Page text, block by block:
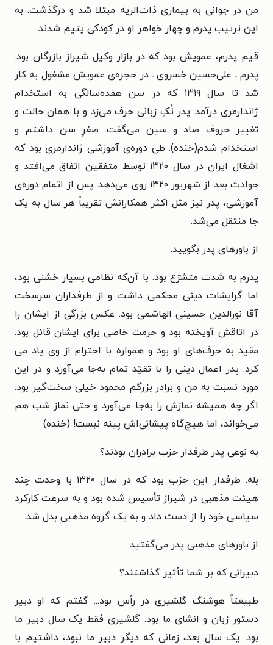
من در جوانی به بیماری ذات‌الریه مبتلا شد و درگذشت. به
این ترتیب پدرم و چهار خواهر او در کودکی یتیم شدند.
قیم پدرم، عمویش بود که در بازار وکیل شیراز بازرگان بود.
پدرم ـ علی‌حسین خسروی ـ در حجره‌ی عمویش مشغول به کار
شد تا سال ۱۳۱۹ که در سن هفده‌سالگی به استخدام
ژاندارمری درآمد. پدر تُکِ زبانی حرف می‌زد و با همان حالت و
تغییر حروف صاد و سین می‌گفت: صغرِ سن داشتم و
استخدام شدم(خنده). طی دوره‌ی آموزشی ژاندارمری بود که
اشغال ایران در سال ۱۳۲۰ توسط متفقین اتفاق می‌افتد و
حوادث بعد از شهریور ۱۳۲۰ روی می‌دهد. پس از اتمام دوره‌ی
آموزشی، پدر نیز مثل اکثر همکارانش تقریباً هر سال به یک‌
جا منتقل می‌شد.
از باورهای پدر بگویید.
پدرم به شدت متشرّع بود. با آن‌که نظامی بسیار خشنی بود،
اما گرایشات دینی محکمی داشت و از طرفداران سرسخت
آقا نورالدین حسینی الهاشمی بود. عکس بزرگی از ایشان را
در اتاقش آویخته بود و حرمت خاصی برای ایشان قائل بود.
مقید به حرف‌های او بود و همواره با احترام از وی یاد می
کرد. پدر اعمال دینی را با تقیّد تمام به‌جا می‌آورد و در این
مورد نسبت به من و برادر بزرگم محمود خیلی سخت‌گیر بود.
اگر چه همیشه نمازش را به‌جا می‌آورد و حتی نماز شب هم
می‌خواند، اما هیچ‌گاه پیشانی‌اش پینه نبست! (خنده)
به نوعی پدر طرفدار حزب برادران بودند؟
بله. طرفدار این حزب بود که در سال ۱۳۲۰ با وحدت چند
هیئت مذهبی در شیراز تأسیس شده بود و به سرعت کارکرد
سیاسی خود را از دست داد و به یک گروه مذهبی بدل شد.
از باورهای مذهبی پدر می‌گفتید
دبیرانی که بر شما تأثیر گذاشتند؟
طبیعتاً هوشنگ گلشیری در رأس بود... گفتم که او دبیر
دستور زبان و انشای ما بود. گلشیری فقط یک سال دبیر ما
بود. یک سال بعد، زمانی که دیگر دبیر ما نبود، داشتیم با